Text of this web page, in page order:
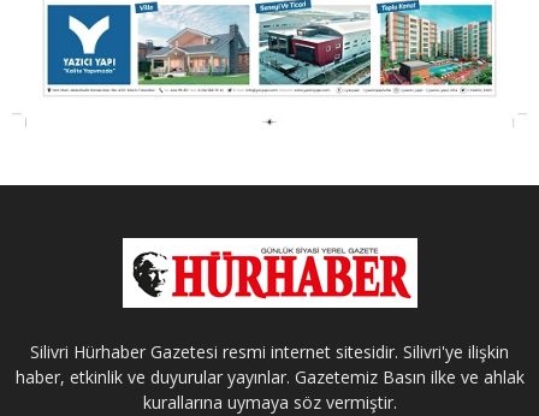
Silivri Hürhaber Gazetesi resmi internet sitesidir. Silivri'ye ilişkin
haber, etkinlik ve duyurular yayınlar. Gazetemiz Basın ilke ve ahlak
kurallarına uymaya söz vermiştir.